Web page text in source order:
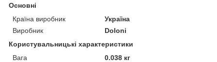
Основні
Країна виробник
Україна
Виробник
Doloni
Користувальницькі характеристики
Вага
0.038 кг